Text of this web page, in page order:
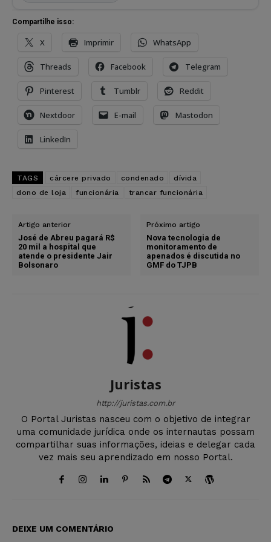
Compartilhe isso:
X Imprimir WhatsApp
Threads Facebook Telegram
Pinterest Tumblr Reddit
Nextdoor E-mail Mastodon
LinkedIn
TAGS cárcere privado condenado
dívida
dono de loja
funcionária trancar funcionária
Artigo anterior
José de Abreu pagará R$
20 mil a hospital que
atende o presidente Jair
Bolsonaro
Próximo artigo
Nova tecnologia de
monitoramento de
apenados é discutida no
GMF do TJPB
Juristas
http://juristas.com.br
O Portal Juristas nasceu com o objetivo de integrar
uma comunidade jurídica onde os internautas possam
compartilhar suas informações, ideias e delegar cada
vez mais seu aprendizado em nosso Portal.
DEIXE UM COMENTÁRIO